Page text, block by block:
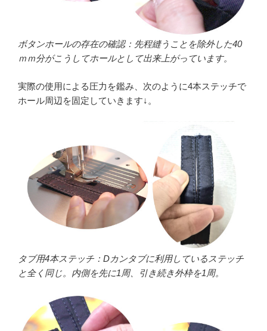
ボタンホールの存在の確認：先程縫うことを除外した40
ｍｍ分がこうしてホールとして出来上がっています。
実際の使用による圧力を鑑み、次のように4本ステッチで
ホール周辺を固定していきます↓。
タブ用4本ステッチ：Dカンタブに利用しているステッチ
と全く同じ。内側を先に1周、引き続き外枠を1周。